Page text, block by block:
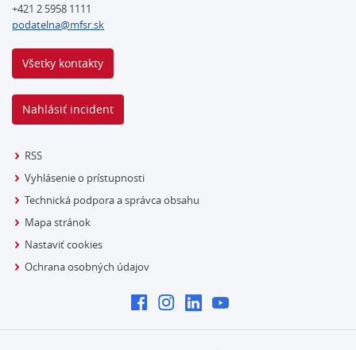
+421 2 5958 1111
podatelna@mfsr.sk
Všetky kontakty
Nahlásiť incident
RSS
Vyhlásenie o prístupnosti
Technická podpora a správca obsahu
Mapa stránok
Nastaviť cookies
Ochrana osobných údajov